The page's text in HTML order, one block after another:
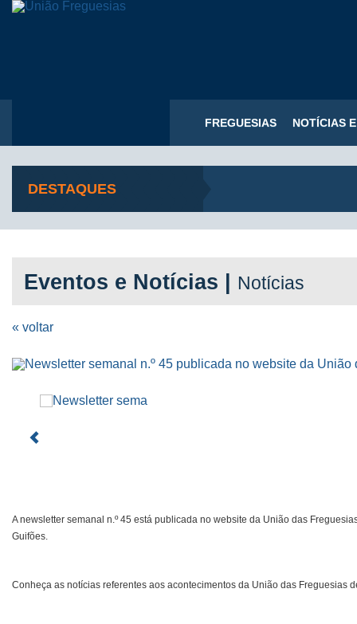
FREGUESIAS NOTÍCIAS
DESTAQUES
Eventos e Notícias | Notícias
« voltar
A newsletter semanal n.º 45 está publicada no website da União das
Guifões.
Conheça as notícias referentes aos acontecimentos da União das Freguesias